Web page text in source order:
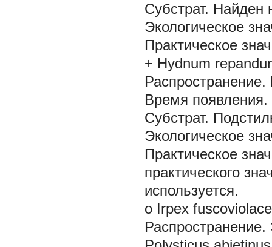
Субстрат. Найден
Экологическое
Практическое
+ Hydnum
Распространение.
Время появления.
Субстрат.
Экологическое
Практическое
практического
используется.
о Irpex
Распространение.